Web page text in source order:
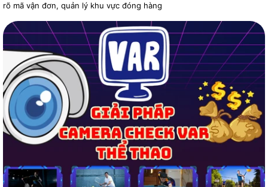
rõ mã vận đơn, quản lý khu vực đóng hàng